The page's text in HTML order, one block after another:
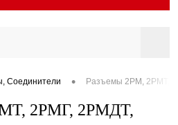
Соединители • Разъемы 2РМ, 2РМТ,
2РМГ, 2РМДТ,